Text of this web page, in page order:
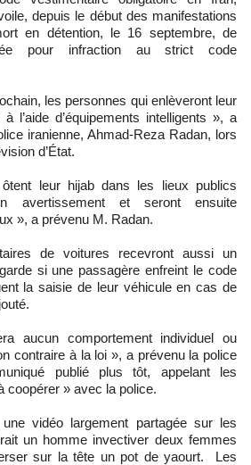
depuis le début des manifestations
en détention, le 16 septembre, de
pour infraction au strict code
les personnes qui enlèveront leur
l’aide d’équipements intelligents », a
iranienne, Ahmad-Reza Radan, lors
d’État.
leur hijab dans les lieux publics
avertissement et seront ensuite
», a prévenu M. Radan.
de voitures recevront aussi un
si une passagère enfreint le code
la saisie de leur véhicule en cas de
aucun comportement individuel ou
contraire à la loi », a prévenu la police
publié plus tôt, appelant les
coopérer » avec la police.
vidéo largement partagée sur les
un homme invectiver deux femmes
sur la tête un pot de yaourt. Les